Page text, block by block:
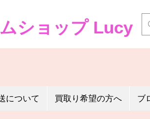
ショップ Lucy
について 買取り希望の方へ ブ